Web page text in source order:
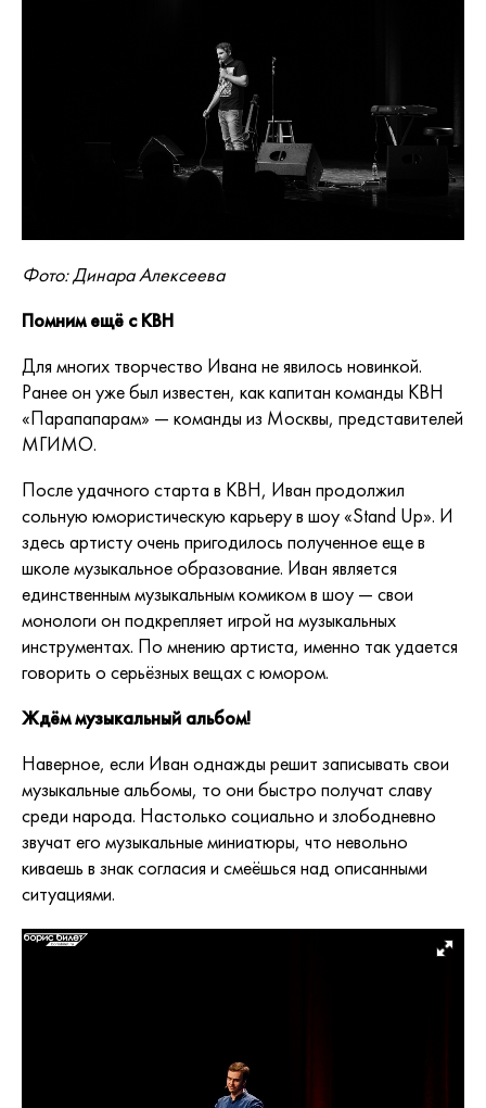
Фото: Динара Алексеева
Помним ещё с КВН
Для многих творчество Ивана не явилось новинкой.
Ранее он уже был известен, как капитан команды КВН
«Парапапарам» — команды из Москвы, представителей
МГИМО.
После удачного старта в КВН, Иван продолжил
сольную юмористическую карьеру в шоу «Stand Up». И
здесь артисту очень пригодилось полученное еще в
школе музыкальное образование. Иван является
единственным музыкальным комиком в шоу — свои
монологи он подкрепляет игрой на музыкальных
инструментах. По мнению артиста, именно так удается
говорить о серьёзных вещах с юмором.
Ждём музыкальный альбом!
Наверное, если Иван однажды решит записывать свои
музыкальные альбомы, то они быстро получат славу
среди народа. Настолько социально и злободневно
звучат его музыкальные миниатюры, что невольно
киваешь в знак согласия и смеёшься над описанными
ситуациями.